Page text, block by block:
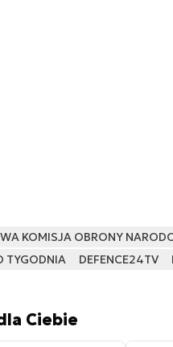
KOMISJA OBRONY
TYGODNIA DEFENCE24TV
Ciebie